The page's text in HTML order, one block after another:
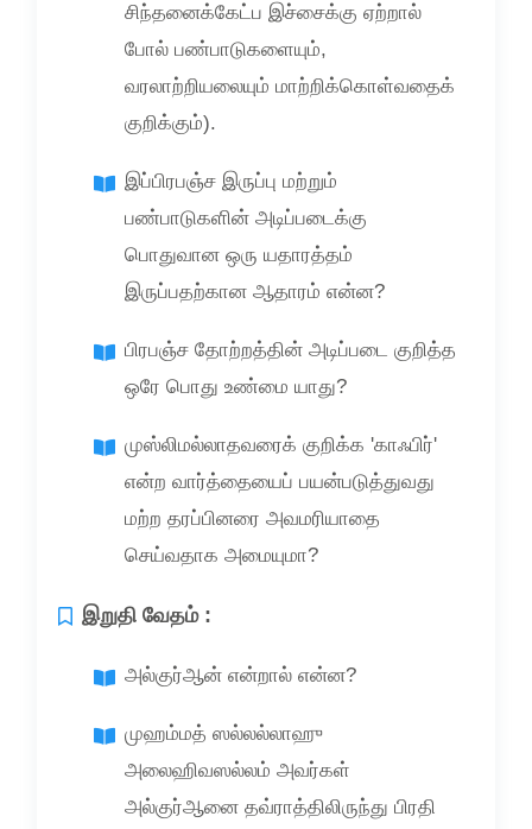
சிந்தனைக்கேட்ப இச்சைக்கு ஏற்றால்
போல் பண்பாடுகளையும்,
வரலாற்றியலையும் மாற்றிக்கொள்வதைக்
குறிக்கும்).
இப்பிரபஞ்ச இருப்பு மற்றும்
பண்பாடுகளின் அடிப்படைக்கு
பொதுவான ஒரு யதாரத்தம்
இருப்பதற்கான ஆதாரம் என்ன?
பிரபஞ்ச தோற்றத்தின் அடிப்படை குறித்த
ஒரே பொது உண்மை யாது?
முஸ்லிமல்லாதவரைக் குறிக்க 'காஃபிர்'
என்ற வார்த்தையைப் பயன்படுத்துவது
மற்ற தரப்பினரை அவமரியாதை
செய்வதாக அமையுமா?
இறுதி வேதம் :
அல்குர்ஆன் என்றால் என்ன?
முஹம்மத் ஸல்லல்லாஹு
அலைஹிவஸல்லம் அவர்கள்
அல்குர்ஆனை தவ்ராத்திலிருந்து பிரதி